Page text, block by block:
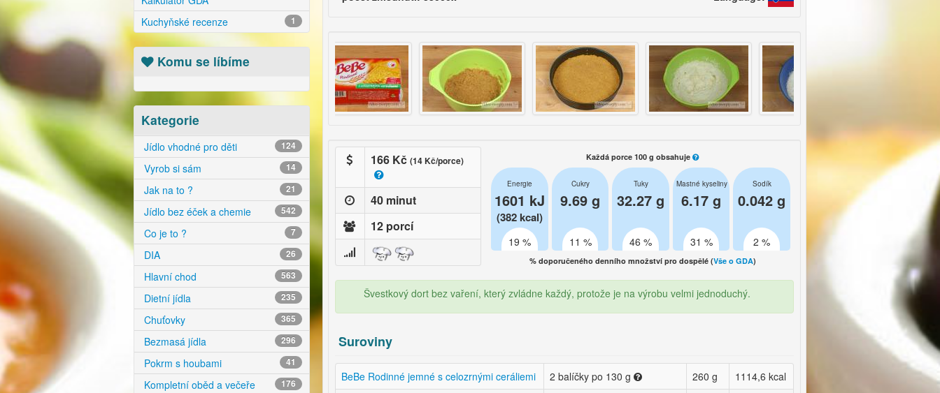
Kuchyňské recenze
1
Komu se líbíme
Kategorie
Jídlo vhodné pro děti 124
Vyrob si sám 14
Jak na to ? 21
Jídlo bez éček a chemie 542
Co je to ? 7
DIA 26
Hlavní chod 563
Dietní jídla 235
Chuťovky 365
Bezmasá jídla 296
Pokrm s houbami 41
Kompletní oběd a večeře 176
166 Kč (14 Kč/porce)
40 minut
12 porcí
Každá porce 100 g obsahuje
Energie
1601 kJ
(382 kcal)
19 %
Cukry
9.69 g
11 %
Tuky
32.27 g
46 %
Mastné kyseliny
6.17 g
31 %
Sodík
0.042 g
2 %
% doporučeného denního množství pro dospělé (Vše o GDA)
Švestkový dort bez vaření, který zvládne každý, protože je na výrobu velmi jednoduchý.
Suroviny
BeBe Rodinné jemné s celozrnými ceráliemi 2 balíčky po 130 g 260 g
1114,6 kcal